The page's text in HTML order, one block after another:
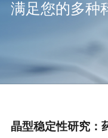
满足您的多种
晶型稳定性研究：